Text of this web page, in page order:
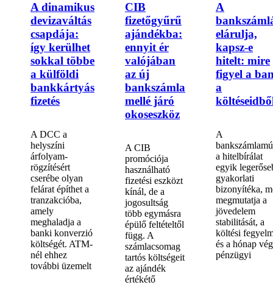
A dinamikus
devizaváltás
csapdája:
így kerülhet
sokkal többe
a külföldi
bankkártyás
fizetés
A DCC a
helyszíni
árfolyam-
rögzítésért
cserébe olyan
felárat építhet a
tranzakcióba,
amely
meghaladja a
banki konverzió
költségét. ATM-
nél ehhez
további üzemelt
CIB
fizetőgyűrű
ajándékba:
ennyit ér
valójában
az új
bankszámla
mellé járó
okoseszköz
A CIB
promóciója
használható
fizetési eszközt
kínál, de a
jogosultság
több egymásra
épülő feltételtől
függ. A
számlacsomag
tartós költségeit
az ajándék
értékétő
A
elárulja,
kapsz-e
hitelt: mire
figyel a
a
A
a hitelbírálat
egyik
gyakorlati
bizonyítéka,
megmutatja a
jövedelem
stabilitását, a
költési
és a hónap
pénzügyi